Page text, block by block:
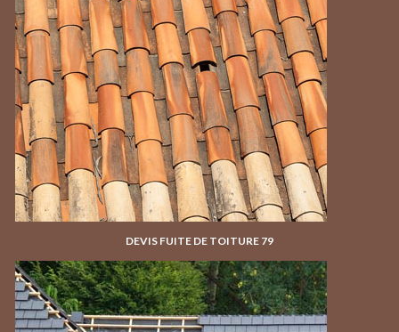
DEVIS FUITE DE TOITURE 79